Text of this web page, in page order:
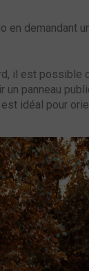
en demandant
il est possible
un panneau
idéal pour